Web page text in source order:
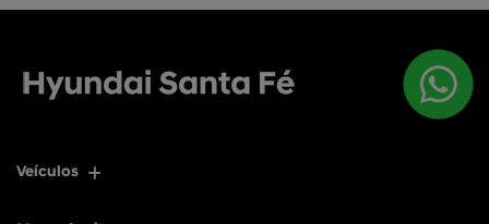
Veículos